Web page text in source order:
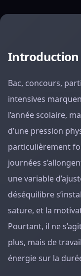
Introduction
Bac, concours,
intensives
l’année scolaire,
d’une pression
particulièrement
journées
une variable
déséquilibre
sature, et la
Pourtant, il ne
plus, mais de
énergie sur la